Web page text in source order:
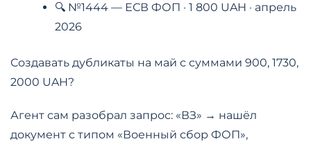
🔍 №1444 — ЕСВ ФОП · 1 800 UAH · апрель
2026
Создавать дубликаты на май с суммами 900, 1730,
2000 UAH?
Агент сам разобрал запрос: «ВЗ» → нашёл
документ с типом «Военный сбор ФОП»,